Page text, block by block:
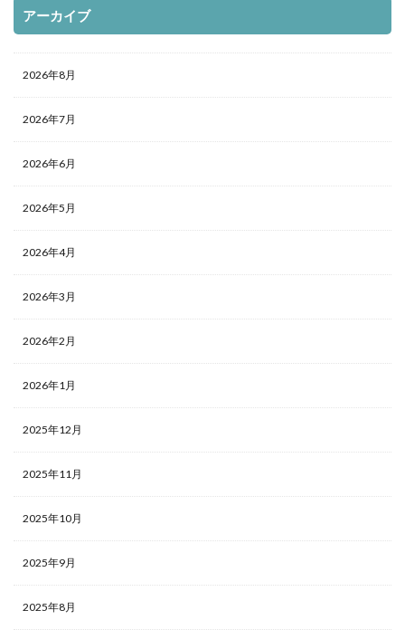
アーカイブ
2026年8月
2026年7月
2026年6月
2026年5月
2026年4月
2026年3月
2026年2月
2026年1月
2025年12月
2025年11月
2025年10月
2025年9月
2025年8月